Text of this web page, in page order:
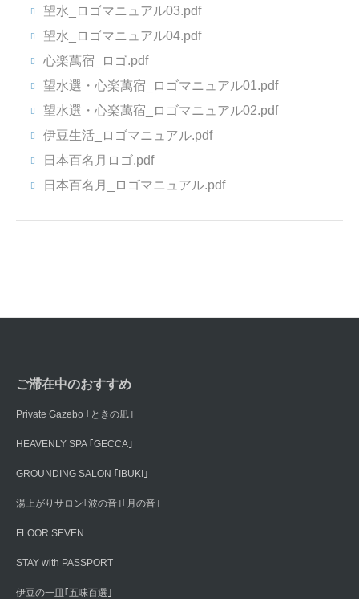
望水_ロゴマニュアル03.pdf
望水_ロゴマニュアル04.pdf
心楽萬宿_ロゴ.pdf
望水選・心楽萬宿_ロゴマニュアル01.pdf
望水選・心楽萬宿_ロゴマニュアル02.pdf
伊豆生活_ロゴマニュアル.pdf
日本百名月ロゴ.pdf
日本百名月_ロゴマニュアル.pdf
ご滞在中のおすすめ
Private Gazebo ｢ときの凪｣
HEAVENLY SPA ｢GECCA｣
GROUNDING SALON ｢IBUKI｣
湯上がりサロン｢波の音｣｢月の音｣
FLOOR SEVEN
STAY with PASSPORT
伊豆の一皿｢五味百選｣